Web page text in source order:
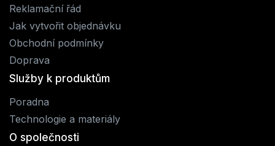
Reklamační řád
Jak vytvořit objednávku
Obchodní podmínky
Doprava
Služby k produktům
Poradna
Technologie a materiály
O společnosti